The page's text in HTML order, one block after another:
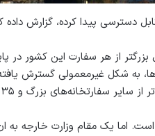
دسترسی پیدا کرده، گزارش
بزرگتر از هر سفارت این کشور
به شکل غیرمعمولی گسترش
اما یک مقام وزارت خارجه